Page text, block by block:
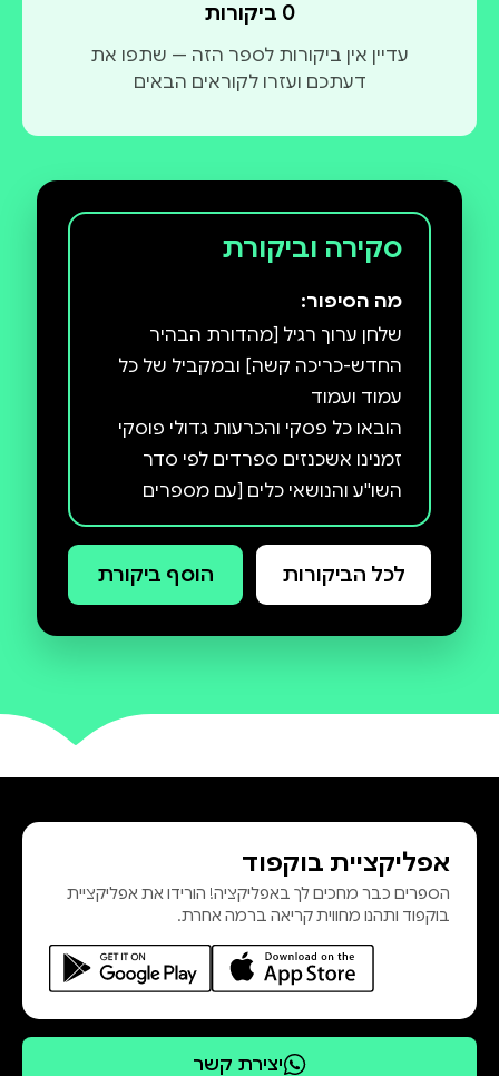
0 ביקורות
עדיין אין ביקורות לספר הזה — שתפו את
דעתכם ועזרו לקוראים הבאים
סקירה וביקורת
מה הסיפור:
שלחן ערוך רגיל [מהדורת הבהיר
החדש-כריכה קשה] ובמקביל של כל
הובאו כל פסקי והכרעות גדולי פוסקי
השו''ע והנושאי כלים [עם מספרים
כדוגמת משנה ברורה דרשו]
לכל הביקורות הוסף ביקורת
אפליקציית בוקפוד
הספרים כבר מחכים לך באפליקציה! הורידו את אפליקציית
בוקפוד ותהנו מחווית קריאה ברמה אחרת.
יצירת קשר